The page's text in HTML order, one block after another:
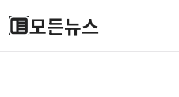
모든뉴스